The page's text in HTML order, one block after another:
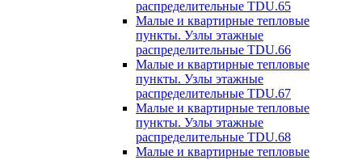
распределительные TDU.65
Малые и квартирные тепловые
пункты. Узлы этажные
распределительные TDU.66
Малые и квартирные тепловые
пункты. Узлы этажные
распределительные TDU.67
Малые и квартирные тепловые
пункты. Узлы этажные
распределительные TDU.68
Малые и квартирные тепловые